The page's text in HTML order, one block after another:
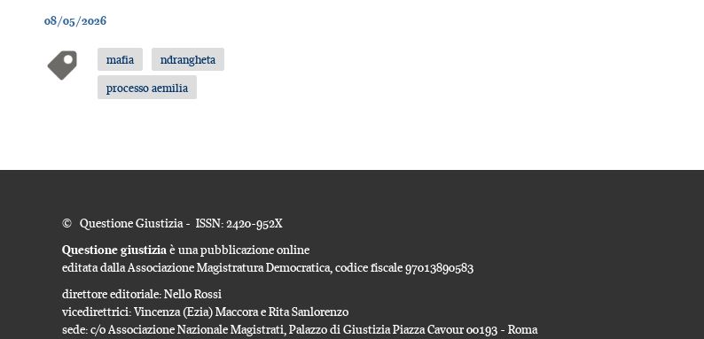
08/05/2026
mafia
ndrangheta
processo aemilia
© Questione Giustizia - ISSN: 2420-952X
Questione giustiziaè una pubblicazione online
editata dalla Associazione Magistratura Democratica, codice fiscale 97013890583
direttore editoriale: Nello Rossi
vicedirettrici: Vincenza (Ezia) Maccora e Rita Sanlorenzo
sede: c/o Associazione Nazionale Magistrati, Palazzo di Giustizia Piazza Cavour 00193 - Roma